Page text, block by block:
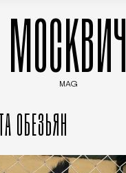
МОСКВИЧ
MAG
ОБЕЗЬЯН